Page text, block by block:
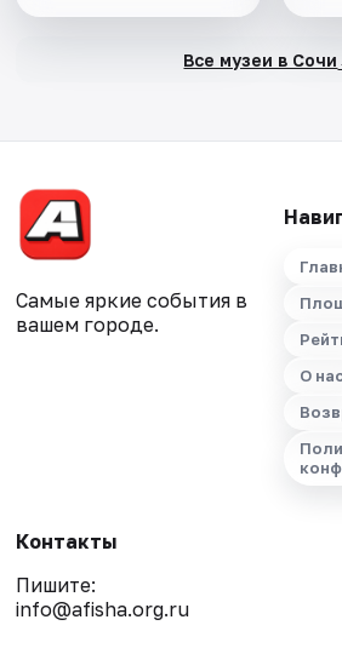
Все музеи в Сочи
Самые яркие события в
вашем городе.
О
Контакты
Пишите:
info@afisha.org.ru